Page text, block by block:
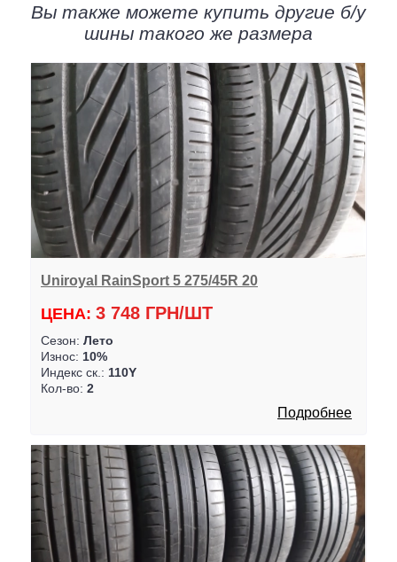
Вы также можете купить другие б/у
шины такого же размера
Uniroyal RainSport 5 275/45R 20
ЦЕНА: 3 748 ГРН/ШТ
Сезон: Лето
Износ: 10%
Индекс ск.: 110Y
Кол-во: 2
Подробнее